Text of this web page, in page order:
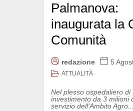
Palmanova:
inaugurata la
Comunità
redazione 5
ATTUALITÀ
Nel plesso ospedaliero di
investimento da 3 milioni
servizio dell'Ambito Agro...